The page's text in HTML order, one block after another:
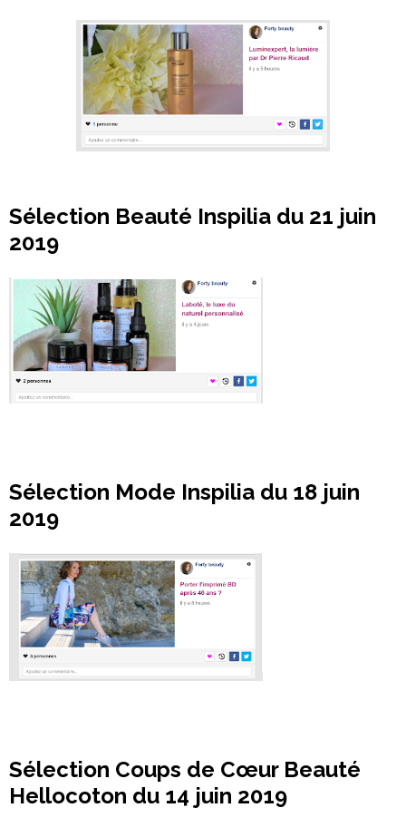
Sélection Beauté Inspilia du 21 juin
2019
Sélection Mode Inspilia du 18 juin
2019
Sélection Coups de Cœur Beauté
Hellocoton du 14 juin 2019